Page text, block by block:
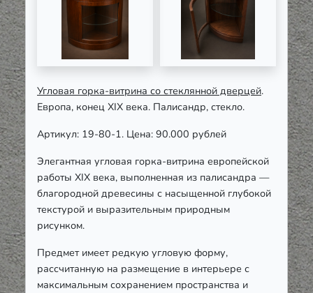
Угловая горка-витрина со стеклянной дверцей.
Европа, конец XIX века. Палисандр, стекло.
Артикул: 19-80-1. Цена: 90.000 рублей
Элегантная угловая горка-витрина европейской
работы XIX века, выполненная из палисандра —
благородной древесины с насыщенной глубокой
текстурой и выразительным природным
рисунком.
Предмет имеет редкую угловую форму,
рассчитанную на размещение в интерьере с
максимальным сохранением пространства и